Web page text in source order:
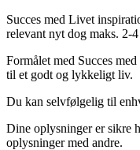
Succes med Livet
relevant nyt dog maks. 2-
Formålet med Succes
til et godt og lykkeligt liv.
Du kan selvfølgelig til
Dine oplysninger er sikre
oplysninger med andre.